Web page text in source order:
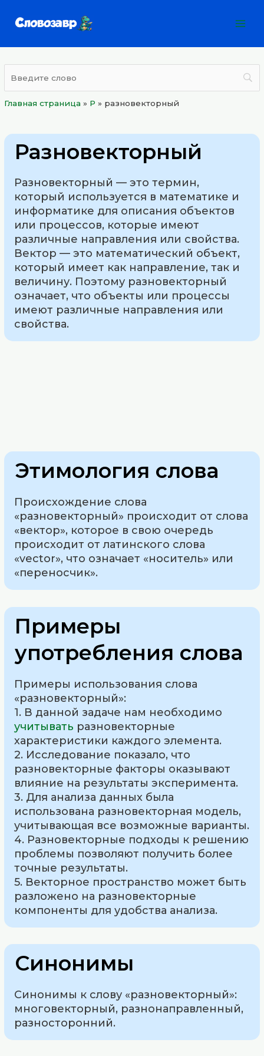
Главная страница » Р » разновекторный
Разновекторный
Разновекторный — это термин,
который используется в математике и
информатике для описания объектов
или процессов, которые имеют
различные направления или свойства.
Вектор — это математический объект,
который имеет как направление, так и
величину. Поэтому разновекторный
означает, что объекты или процессы
имеют различные направления или
свойства.
Этимология слова
Происхождение слова
«разновекторный» происходит от слова
«вектор», которое в свою очередь
происходит от латинского слова
«vector», что означает «носитель» или
«переносчик».
Примеры
употребления слова
Примеры использования слова
«разновекторный»:
1. В данной задаче нам необходимо
учитывать разновекторные
характеристики каждого элемента.
2. Исследование показало, что
разновекторные факторы оказывают
влияние на результаты эксперимента.
3. Для анализа данных была
использована разновекторная модель,
учитывающая все возможные варианты.
4. Разновекторные подходы к решению
проблемы позволяют получить более
точные результаты.
5. Векторное пространство может быть
разложено на разновекторные
компоненты для удобства анализа.
Синонимы
Синонимы к слову «разновекторный»:
многовекторный, разнонаправленный,
разносторонний.